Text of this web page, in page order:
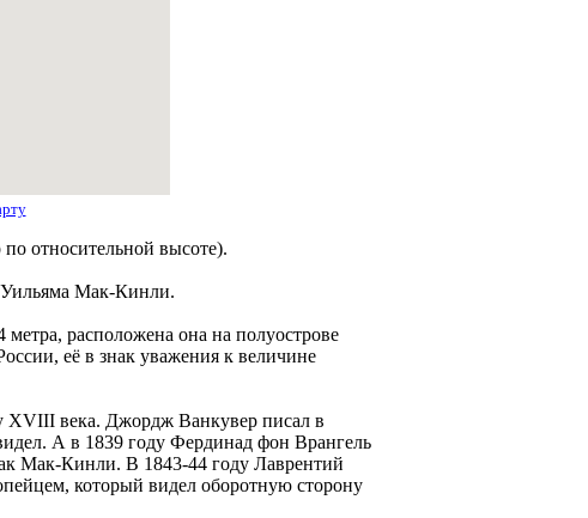
относительной высоте).
Уильяма Мак-Кинли.
расположена она на полуострове
её в знак увaжения к величине
XVIII века. Джордж Ванкувер писал в
А в 1839 году Фердинад фон Врангель
Мак-Кинли. В 1843-44 году Лаврентий
который видел оборотную сторону